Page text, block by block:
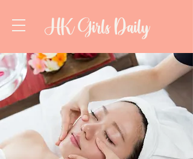
HK Girls Daily